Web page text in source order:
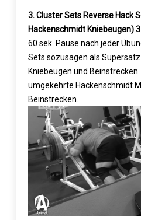
3. Cluster Sets Reverse Hack
Hackenschmidt Kniebeugen)
60 sek. Pause nach jeder
Sets sozusagen als
Kniebeugen und
umgekehrte Hackenschmidt
Beinstrecken.